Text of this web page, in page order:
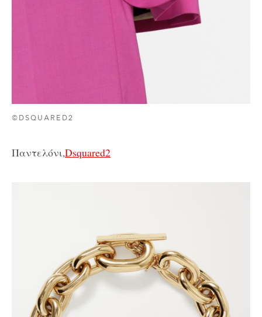
©DSQUARED2
Παντελόνι,Dsquared2